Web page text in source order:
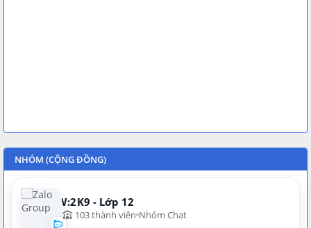
NHÓM (CỘNG ĐỒNG)
NEW:2K9 - Lớp 12
103 thành viên Nhóm Chat